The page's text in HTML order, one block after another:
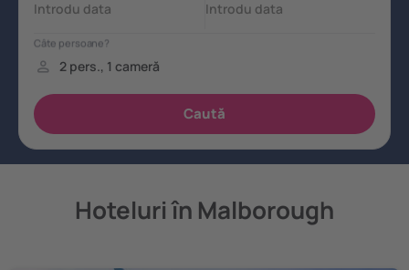
Hoteluri în Malborough